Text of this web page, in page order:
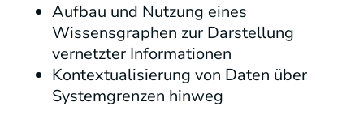
Aufbau und Nutzung eines
Wissensgraphen zur Darstellung
vernetzter Informationen
Kontextualisierung von Daten über
Systemgrenzen hinweg